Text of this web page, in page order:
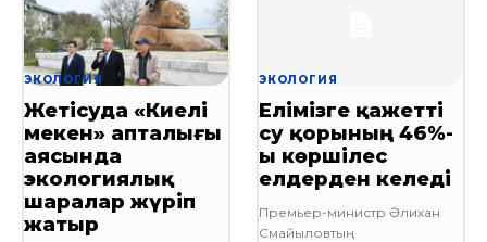
ЭКОЛОГИЯ
Жетісуда «Киелі
мекен» апталығы
аясында
экологиялық
шаралар жүріп
жатыр
ЭКОЛОГИЯ
Елімізге қажетті
су қорының 46%-
ы көршілес
елдерден келеді
Премьер-министр Әлихан
Смайыловтың